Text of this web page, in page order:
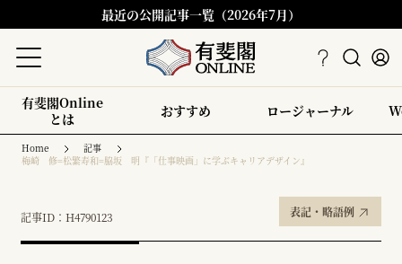
最近の公開記事一覧（2026年7月）
有斐閣Online
とは
おすすめ ロージャーナル
Home
記事
梅崎 修=松繁寿和=脇坂 明『「仕事映画」に学ぶキャリアデザイン』
記事ID：H4790123 表記・略語例